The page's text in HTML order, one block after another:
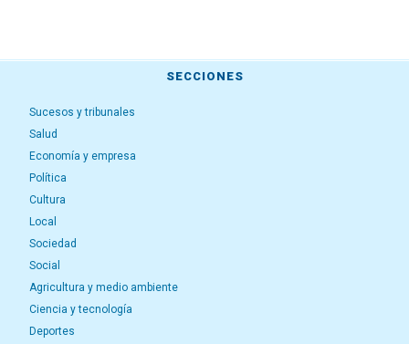
SECCIONES
Sucesos y tribunales
Salud
Economía y empresa
Política
Cultura
Local
Sociedad
Social
Agricultura y medio ambiente
Ciencia y tecnología
Deportes